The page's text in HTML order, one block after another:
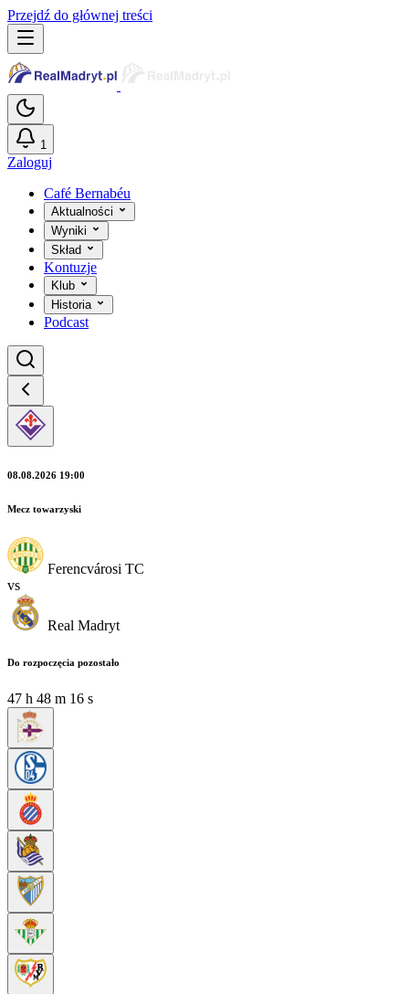
Przejdź do głównej treści
1
Zaloguj
Café Bernabéu
Aktualności
Wyniki
Skład
Kontuzje
Klub
Historia
Podcast
08.08.2026 19:00
Mecz towarzyski
Ferencvárosi TC
vs
Real Madryt
Do rozpoczęcia pozostało
47 h 48 m 15 s